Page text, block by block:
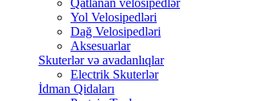
Qatlanan velosipedlər
Yol Velosipedləri
Dağ Velosipedləri
Aksesuarlar
Skuterlər və avadanlıqlar
Electrik Skuterlər
İdman Qidaları